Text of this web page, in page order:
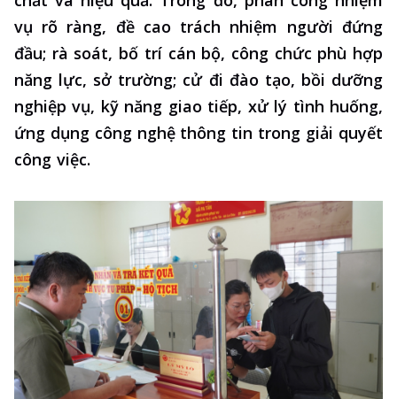
vụ rõ ràng, đề cao trách nhiệm người đứng
đầu; rà soát, bố trí cán bộ, công chức phù hợp
năng lực, sở trường; cử đi đào tạo, bồi dưỡng
nghiệp vụ, kỹ năng giao tiếp, xử lý tình huống,
ứng dụng công nghệ thông tin trong giải quyết
công việc.